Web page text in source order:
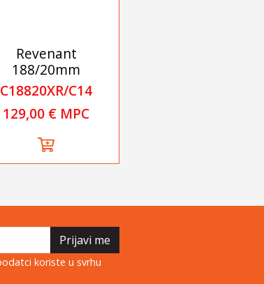
Revenant
188/20mm
C18820XR/C14
129,00 € MPC
Prijavi me
koriste u svrhu